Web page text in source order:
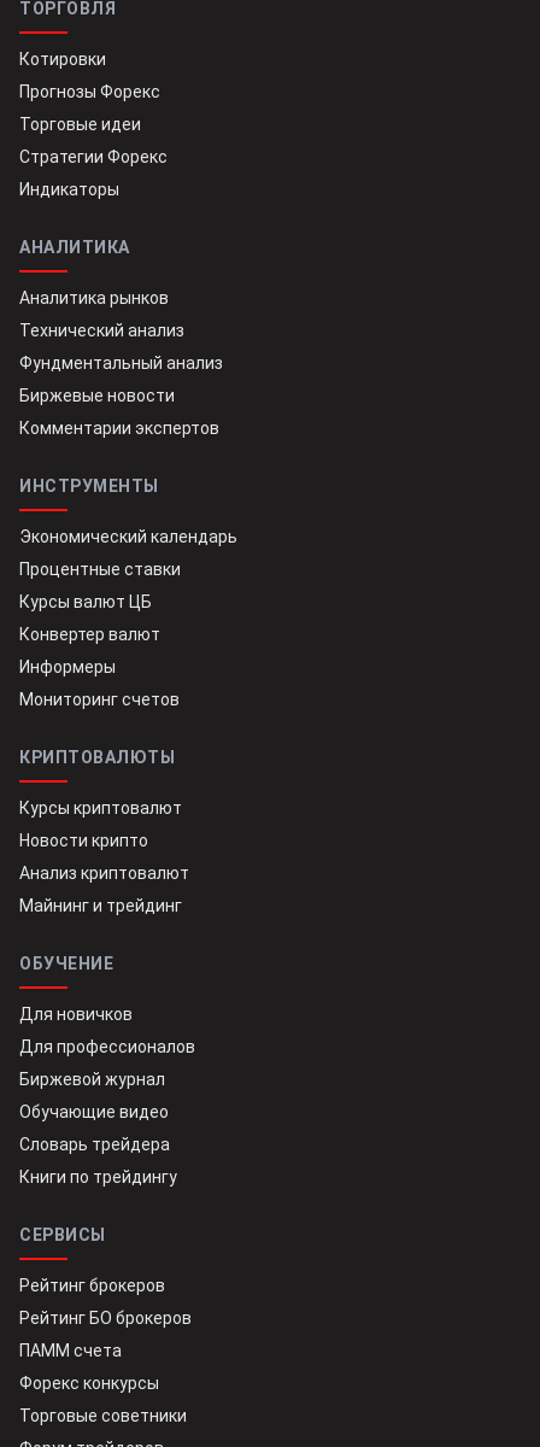
ТОРГОВЛЯ
Котировки
Прогнозы Форекс
Торговые идеи
Стратегии Форекс
Индикаторы
АНАЛИТИКА
Аналитика рынков
Технический анализ
Фундментальный анализ
Биржевые новости
Комментарии экспертов
ИНСТРУМЕНТЫ
Экономический календарь
Процентные ставки
Курсы валют ЦБ
Конвертер валют
Информеры
Мониторинг счетов
КРИПТОВАЛЮТЫ
Курсы криптовалют
Новости крипто
Анализ криптовалют
Майнинг и трейдинг
ОБУЧЕНИЕ
Для новичков
Для профессионалов
Биржевой журнал
Обучающие видео
Словарь трейдера
Книги по трейдингу
СЕРВИСЫ
Рейтинг брокеров
Рейтинг БО брокеров
ПАММ счета
Форекс конкурсы
Торговые советники